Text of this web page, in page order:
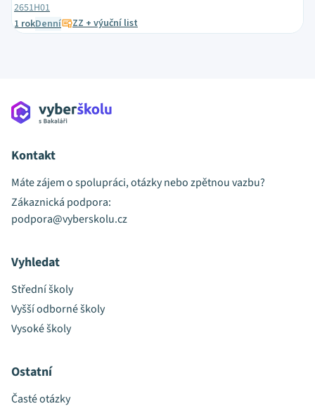
2651H01
1 rokDenní ZZ + výuční list
Kontakt
Máte zájem o spolupráci, otázky nebo zpětnou vazbu?
Zákaznická podpora:
podpora@vyberskolu.cz
Vyhledat
Střední školy
Vyšší odborné školy
Vysoké školy
Ostatní
Časté otázky